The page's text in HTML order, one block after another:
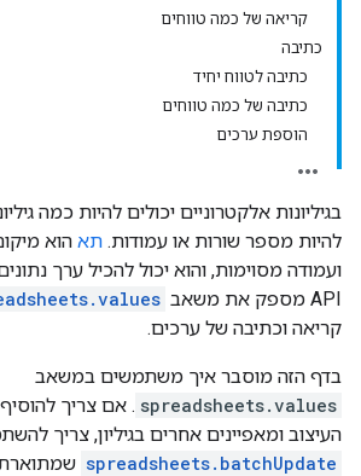
קריאה של כמה טווחים
כתיבה
כתיבה לטווח יחיד
כתיבה של כמה טווחים
הוספת ערכים
בגיליונות אלקטרוניים יכולים להיות כמה
להיות מספר שורות או עמודות. תא הוא
API מספק את משאב
קריאה וכתיבה של ערכים.
בדף הזה מוסבר איך משתמשים במשאב
spreadsheets.values . אם צריך
העיצוב ומאפיינים אחרים בגיליון, צריך
spreadsheets.batchUpdate